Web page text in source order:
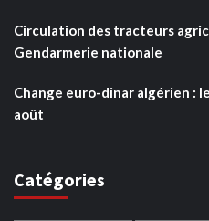
Circulation des tracteurs
Gendarmerie nationale
Change euro-dinar algérien :
août
Catégories